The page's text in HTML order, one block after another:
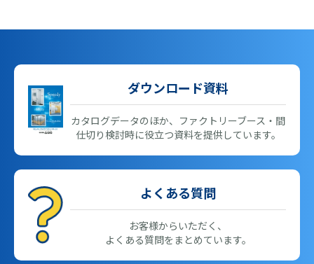
ダウンロード資料
カタログデータのほか、ファクトリーブース・間
仕切り検討時に役立つ資料を提供しています。
よくある質問
お客様からいただく、
よくある質問をまとめています。